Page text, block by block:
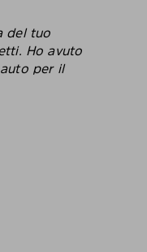
del tuo
Ho avuto
per il